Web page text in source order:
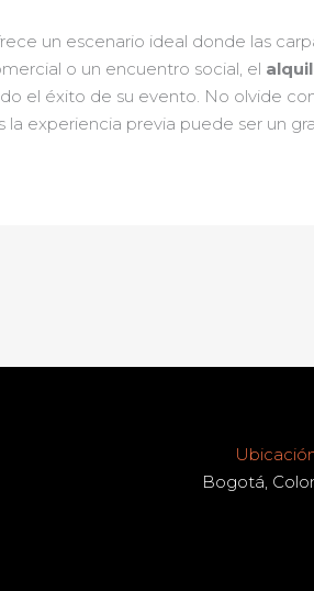
un escenario ideal donde las
o un encuentro social, el
el éxito de su evento. No olvide
experiencia previa puede ser un
Bogotá,